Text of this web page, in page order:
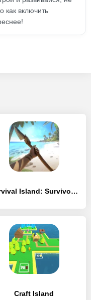
как включить
Survival Island: Survivor EVO
Craft Island